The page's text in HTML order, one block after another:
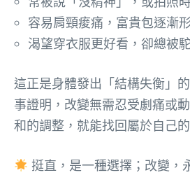
容易肩頸痠痛，富貴包逐漸
渴望穿衣服更好看，卻總被
這正是身體發出「結構失衡」
事證明，改變無需忍受劇痛或
和的調整，就能找回屬於自己
挺直，是一種選擇；改變，